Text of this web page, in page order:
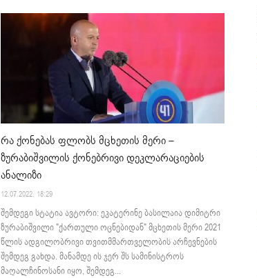
რა ქონებას ფლობს მცხეთის მერი –
ზურაბიშვილის ქონებრივი დეკლარაციების
ანალიზი
12.07.2022. 18:29
შემდეგი სტატია ავტორი: ეკატერინე ბასილაია დიმიტრი
ზურაბიშვილი "ქართული ოცნებიდან" მცხეთის მერი 2021
წლის ადგილობრივი თვითმმართველობის არჩევნების
შემდეგ გახდა. მანამდე ის ჯერ შს სამინისტროს
მაღალჩინოსანი იყო, შემდეგ...